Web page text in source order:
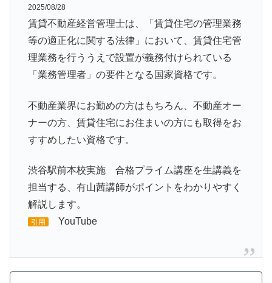
2025/08/28
賃貸不動産経営管理士は、「賃貸住宅の管理業務
等の適正化に関する法律」において、賃貸住宅管
理業務を行ううえで設置が義務付けられている
「業務管理者」の要件となる国家資格です。
不動産業界にお勤めの方はもちろん、不動産オー
ナーの方、賃貸住宅にお住まいの方にも取得をお
すすめしたい資格です。
渋谷駅前本校実施 合格プライム講座を生講義を
担当する、有山茜講師がポイントをわかりやすく
解説します。
引用 YouTube